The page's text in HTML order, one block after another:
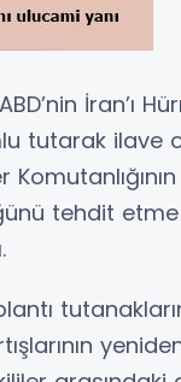
İran’ı
tutarak ilave
tehdit